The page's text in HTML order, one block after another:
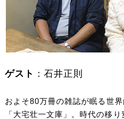
ゲスト ：石井正則
およそ80万冊の雑誌が眠る世
「大宅壮一文庫」。時代の移